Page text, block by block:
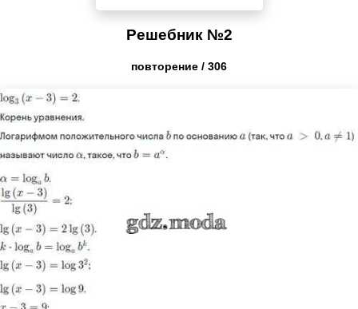
Решебник №2
повторение / 306